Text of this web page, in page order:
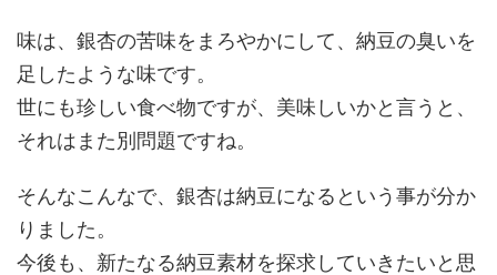
味は、銀杏の苦味をまろやかにして、納豆の臭いを
足したような味です。
世にも珍しい食べ物ですが、美味しいかと言うと、
それはまた別問題ですね。
そんなこんなで、銀杏は納豆になるという事が分か
りました。
今後も、新たなる納豆素材を探求していきたいと思